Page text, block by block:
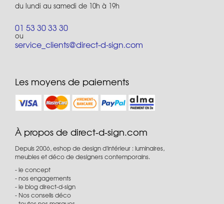
du lundi au samedi de 10h à 19h
01 53 30 33 30
ou
service_clients@direct-d-sign.com
Les moyens de paiements
À propos de direct-d-sign.com
Depuis 2006, eshop de design d'intérieur : luminaires,
meubles et déco de designers contemporains.
le concept
nos engagements
le blog direct-d-sign
Nos conseils déco